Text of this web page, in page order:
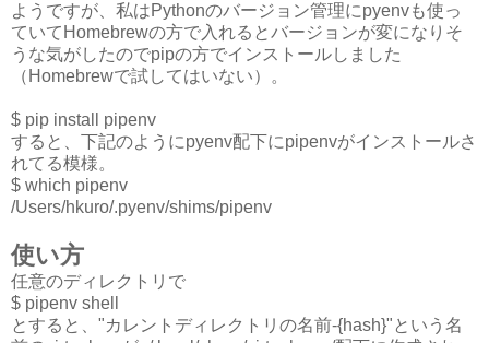
ようですが、私はPythonのバージョン管理にpyenvも使っ
ていてHomebrewの方で入れるとバージョンが変になりそ
うな気がしたのでpipの方でインストールしました
（Homebrewで試してはいない）。
$ pip install pipenv
すると、下記のようにpyenv配下にpipenvがインストールさ
れてる模様。
$ which pipenv
/Users/hkuro/.pyenv/shims/pipenv
使い方
任意のディレクトリで
$ pipenv shell
とすると、"カレントディレクトリの名前-{hash}"という名